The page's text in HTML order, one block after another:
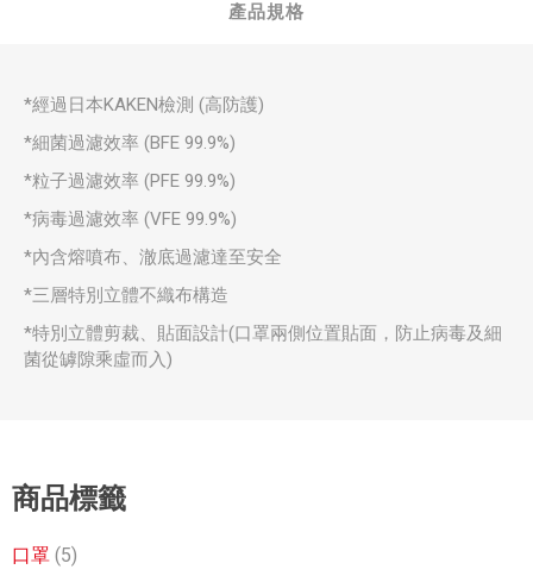
產品規格
*經過日本KAKEN檢測 (高防護)
*細菌過濾效率 (BFE 99.9%)
*粒子過濾效率 (PFE 99.9%)
*病毒過濾效率 (VFE 99.9%)
*內含熔噴布、澈底過濾達至安全
*三層特別立體不織布構造
*特別立體剪裁、貼面設計(口罩兩側位置貼面，防止病毒及細
菌從罅隙乘虛而入)
商品標籤
口罩 (5)